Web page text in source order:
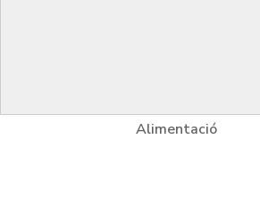
Alimentació